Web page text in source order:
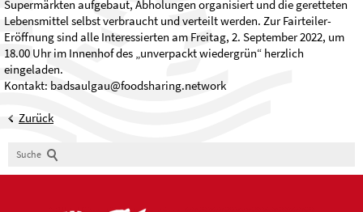
Supermärkten aufgebaut, Abholungen organisiert und die geretteten
Lebensmittel selbst verbraucht und verteilt werden. Zur Fairteiler-
Eröffnung sind alle Interessierten am Freitag, 2. September 2022, um
18.00 Uhr im Innenhof des „unverpackt wiedergrün“ herzlich
eingeladen.
Kontakt: badsaulgau@foodsharing.network
Zurück
Suche